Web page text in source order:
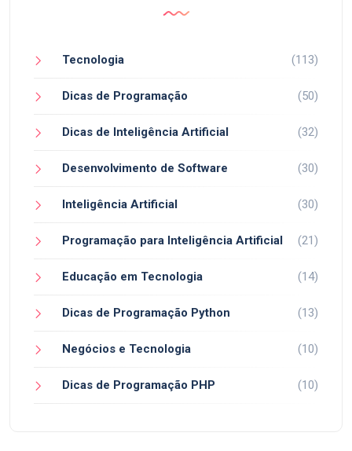
Tecnologia (113)
Dicas de Programação (50)
Dicas de Inteligência Artificial (32)
Desenvolvimento de Software (30)
Inteligência Artificial (30)
Programação para Inteligência Artificial (21)
Educação em Tecnologia (14)
Dicas de Programação Python (13)
Negócios e Tecnologia (10)
Dicas de Programação PHP (10)